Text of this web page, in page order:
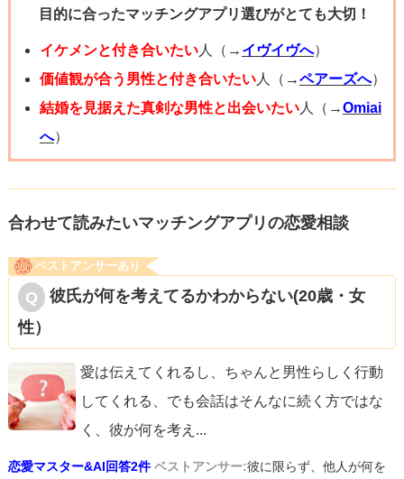
目的に合ったマッチングアプリ選びがとても大切！
イケメンと付き合いたい人（→ イヴイヴへ）
価値観が合う男性と付き合いたい人（→ペアーズへ）
結婚を見据えた真剣な男性と出会いたい人（→Omiai
へ）
合わせて読みたいマッチングアプリの恋愛相談
ベストアンサーあり
彼氏が何を考えてるかわからない(20歳・女
性）
愛は伝えてくれるし、ちゃんと男性らしく行動
してくれる、でも会話はそんなに続く方ではな
く、彼が何を考え ...
恋愛マスター&AI回答2件 ベストアンサー:彼に限らず、他人が何を